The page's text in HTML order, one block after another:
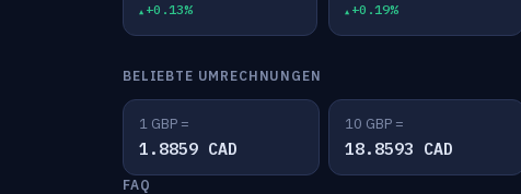
+0.13% +0.19%
BELIEBTE UMRECHNUNGEN
1 GBP =
1.8859 CAD
10 GBP =
18.8593 CAD
FAQ